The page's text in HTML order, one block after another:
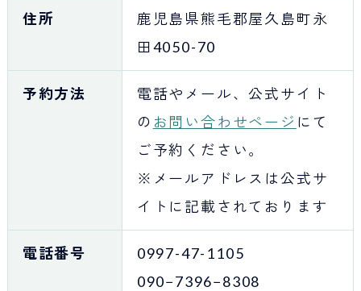
住所
鹿児島県熊毛郡屋久島町永
田4050-70
予約方法
電話やメール、公式サイト
の お問い合わせページ にて
ご予約ください。
※メールアドレスは公式サ
イトに記載されております
電話番号
0997-47-1105
090−7396−8308